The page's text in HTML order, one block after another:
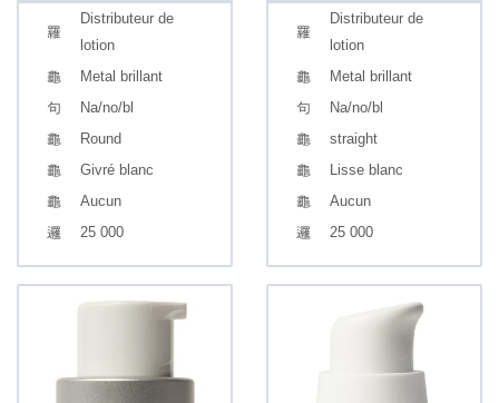
Distributeur de
lotion
Metal brillant
Na/no/bl
Round
Givré blanc
Aucun
25 000
Distributeur de
lotion
Metal brillant
Na/no/bl
straight
Lisse blanc
Aucun
25 000